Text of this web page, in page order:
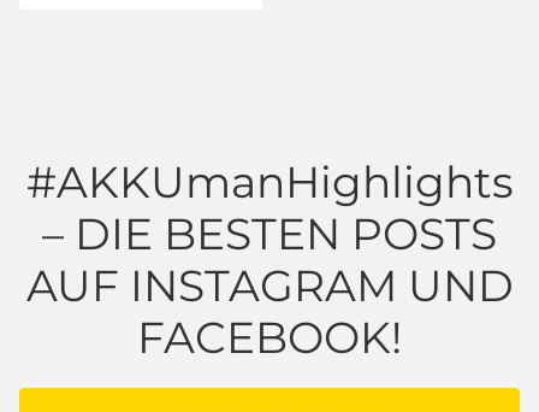
#AKKUmanHighlights
– DIE BESTEN POSTS
AUF INSTAGRAM UND
FACEBOOK!